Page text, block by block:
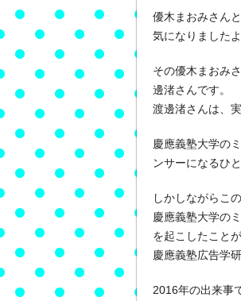
優木まおみさん
気になりましたよ
その優木まおみ
邊渚さんです。
渡邊渚さんは、
慶應義塾大学の
ンサーになるひ
しかしながらこ
慶應義塾大学の
を起こしたこと
慶應義塾広告学
2016年の出来事